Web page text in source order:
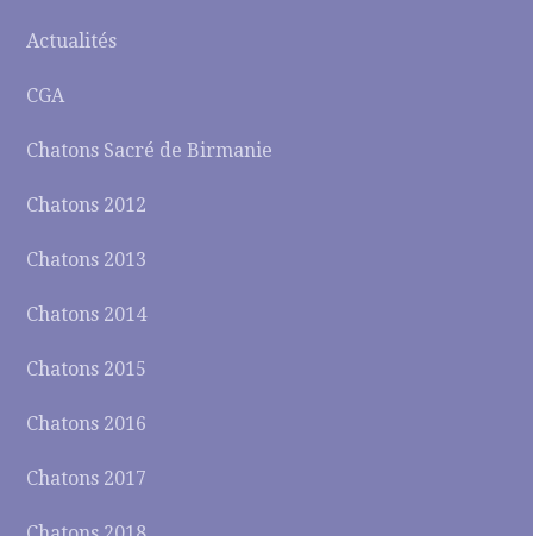
Actualités
CGA
Chatons Sacré de Birmanie
Chatons 2012
Chatons 2013
Chatons 2014
Chatons 2015
Chatons 2016
Chatons 2017